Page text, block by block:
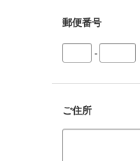
郵便番号
-
ご住所